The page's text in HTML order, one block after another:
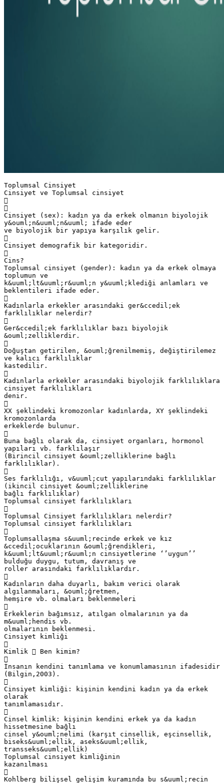
Toplumsal Cinsiyet
Cinsiyet ve Toplumsal cinsiyet


Cinsiyet (sex): kadın ya da erkek olmanın biyolojik
y&ouml;n&uuml;n&uuml; ifade eder
ve biyolojik bir yapıya karşılık gelir.

Cinsiyet demografik bir kategoridir.

Cins?
Toplumsal cinsiyet (gender): kadın ya da erkek olmaya
toplumun ve
k&uuml;lt&uuml;r&uuml;n y&uuml;klediği anlamları ve
beklentileri ifade eder.

Kadınlarla erkekler arasındaki ger&ccedil;ek
farklılıklar nelerdir?

Ger&ccedil;ek farklılıklar bazı biyolojik
&ouml;zelliklerdir.

Doğuştan getirilen, &ouml;ğrenilmemiş, değiştirilemez
ve kalıcı farklılıklar
kastedilir.

Kadınlarla erkekler arasındaki biyolojik farklılıklara
cinsiyet farklılıkları
denir.

XX şeklindeki kromozonlar kadınlarda, XY şeklindeki
kromozonlarda
erkeklerde bulunur.

Buna bağlı olarak da, cinsiyet organları, hormonol
yapıları vb. farklılaşır
(Birincil cinsiyet &ouml;zelliklerine bağlı
farklılıklar).

Ses farklılığı, v&uuml;cut yapılarındaki farklılıklar
(ikincil cinsiyet &ouml;zelliklerine
bağlı farklılıklar)
Toplumsal cinsiyet farklılıkları

Toplumsal Cinsiyet farklılıkları nelerdir?
Toplumsal cinsiyet farklılıkları

Toplumsallaşma s&uuml;recinde erkek ve kız
&ccedil;ocuklarının &ouml;ğrendikleri,
k&uuml;lt&uuml;r&uuml;n cinsiyetlerine ‘’uygun’’
bulduğu duygu, tutum, davranış ve
roller arasındaki farklılıklardır.

Kadınların daha duyarlı, bakım verici olarak
algılanmaları, &ouml;ğretmen,
hemşire vb. olmaları beklenmeleri

Erkeklerin bağımsız, atılgan olmalarının ya da
m&uuml;hendis vb.
olmalarının beklenmesi.
Cinsiyet kimliği

Kimlik  Ben kimim?

İnsanın kendini tanımlama ve konumlamasının ifadesidir
(Bilgin,2003).

Cinsiyet kimliği: kişinin kendini kadın ya da erkek
olarak
tanımlamasıdır.

Cinsel kimlik: kişinin kendini erkek ya da kadın
hissetmesine bağlı
cinsel y&ouml;nelimi (karşıt cinsellik, eşcinsellik,
biseks&uuml;ellik, aseks&uuml;ellik,
transseks&uuml;ellik)
Toplumsal cinsiyet kimliğinin
kazanılması

Kohlberg bilişsel gelişim kuramında bu s&uuml;recin